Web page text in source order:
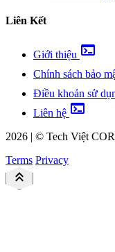
Liên Kết
Giới thiệu terminal
Chính sách bảo
Điều khoản sử
Liên hệ terminal
2026 | © Tech Việt
Terms Privacy
keyboard_double_arrow_up